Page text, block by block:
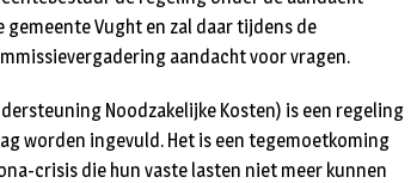
gemeente Vught en zal daar tijdens de
aandacht voor vragen.
Noodzakelijke Kosten) is een regeling
worden ingevuld. Het is een tegemoetkoming
crisis die hun vaste lasten niet meer kunnen